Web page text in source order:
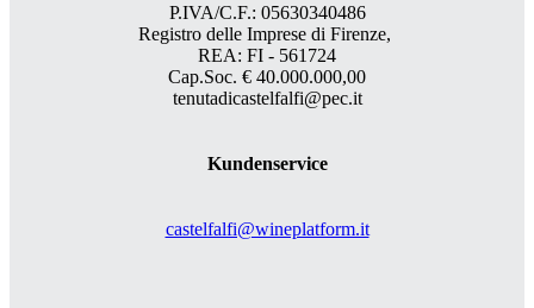
P.IVA/C.F.: 05630340486
Registro delle Imprese di Firenze,
REA: FI - 561724
Cap.Soc. € 40.000.000,00
tenutadicastelfalfi@pec.it
Kundenservice
castelfalfi@wineplatform.it